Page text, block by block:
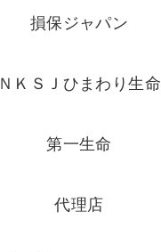
損保ジャパン
ＮＫＳＪひまわり生命
第一生命
代理店